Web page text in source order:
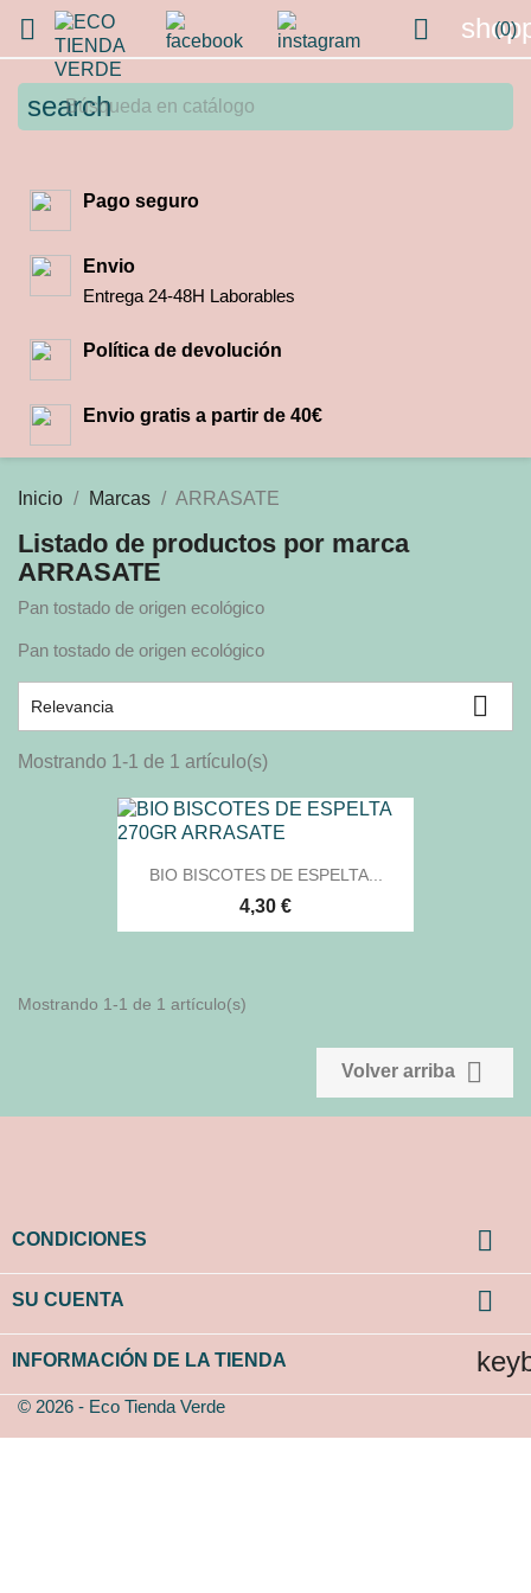
 (0)

search
Pago seguro
Envio
Entrega 24-48H Laborables
Política de devolución
Envio gratis a partir de 40€
Inicio Marcas ARRASATE
Listado de productos por marca
ARRASATE
Pan tostado de origen ecológico
Pan tostado de origen ecológico
Relevancia 
Mostrando 1-1 de 1 artículo(s)
BIO BISCOTES DE ESPELTA...
4,30 €
Mostrando 1-1 de 1 artículo(s)
Volver arriba 
CONDICIONES 
SU CUENTA 
INFORMACIÓN DE LA TIENDA
© 2026 - Eco Tienda Verde